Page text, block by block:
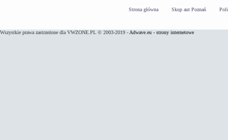
Strona główna Skup aut Poznań
Wszystkie prawa zastrzeżone dla VWZONE.PL © 2003-2019 - Adwave.eu - strony internetowe